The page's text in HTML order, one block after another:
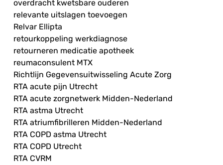
overdracht kwetsbare ouderen
relevante uitslagen toevoegen
Relvar Ellipta
retourkoppeling werkdiagnose
retourneren medicatie apotheek
reumaconsulent MTX
Richtlijn Gegevensuitwisseling Acute Zorg
RTA acute pijn Utrecht
RTA acute zorgnetwerk Midden-Nederland
RTA astma Utrecht
RTA atriumfibrilleren Midden-Nederland
RTA COPD astma Utrecht
RTA COPD Utrecht
RTA CVRM